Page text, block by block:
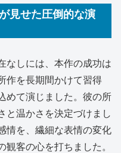
見せた圧倒的な演
なしには、本作の成功は
作を長期間かけて習得
めて演じました。彼の所
と温かさを決定づけまし
情を、繊細な表情の変化
客の心を打ちました。